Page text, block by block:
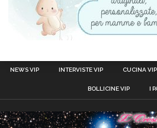
NEWS VIP INTERVISTE VIP CUCINA VIP
BOLLICINE VIP I